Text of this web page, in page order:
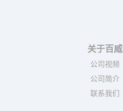
关于百威
公司视频
公司简介
联系我们